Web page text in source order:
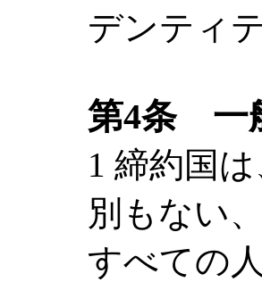
デンティ
第4条 一
1 締約国
別もない
すべての